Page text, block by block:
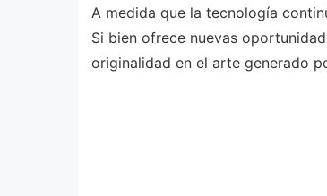
A medida que la tecnología
Si bien ofrece nuevas
originalidad en el arte generado